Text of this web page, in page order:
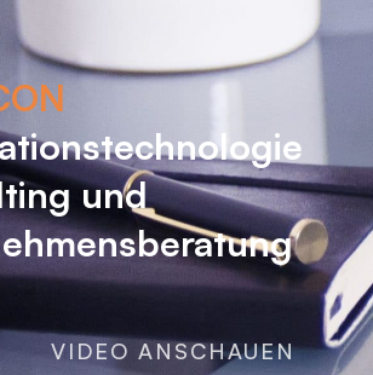
und
VIDEO ANSCHAUEN